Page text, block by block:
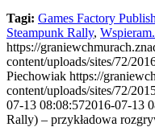
Tagi: Games Factory
Steampunk Rally,
https://
content/uploads/sites/72/
Piechowiak https://
content/uploads/sites/72/
07-13 08:08:572016-07-13
Rally) – przykładowa